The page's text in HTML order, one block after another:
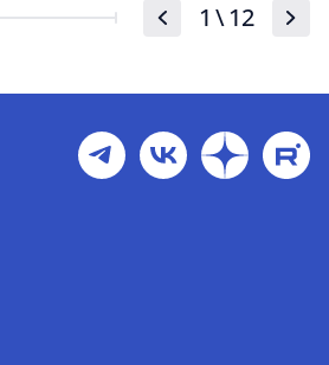
1 \12